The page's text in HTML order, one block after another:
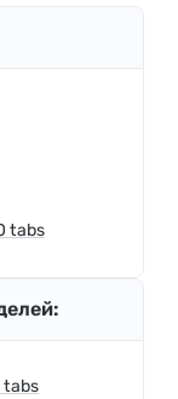
tabs
tabs